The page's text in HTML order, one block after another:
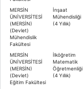
MERSİN
ÜNİVERSİTESİ
(MERSİN)
(Devlet)
Mühendislik
Fakültesi
İnşaat
Mühendisliği
(4 Yıllık)
MERSİN
ÜNİVERSİTESİ
(MERSİN)
(Devlet)
Eğitim Fakültesi
İlköğretim
Matematik
Öğretmenliği
(4 Yıllık)